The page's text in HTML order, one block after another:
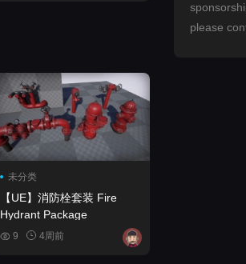
未分类
【UE】消防栓套装 Fire
Hydrant Package
9 4周前
please